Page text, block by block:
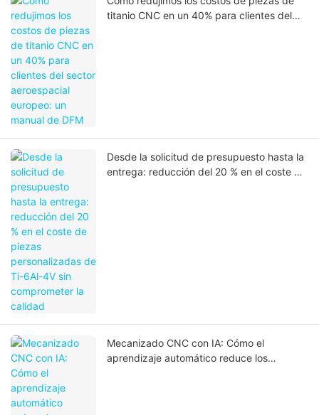
titanio CNC en un 40% para clientes del
Desde la solicitud de presupuesto hasta la
entrega: reducción del 20 % en el coste de
Mecanizado CNC con IA: Cómo el
aprendizaje automático reduce los